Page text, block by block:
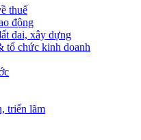
thuế
động
đai, xây dựng
tổ chức kinh doanh
triển lãm